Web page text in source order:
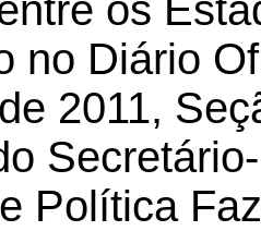
os
no Diário
2011,
Política